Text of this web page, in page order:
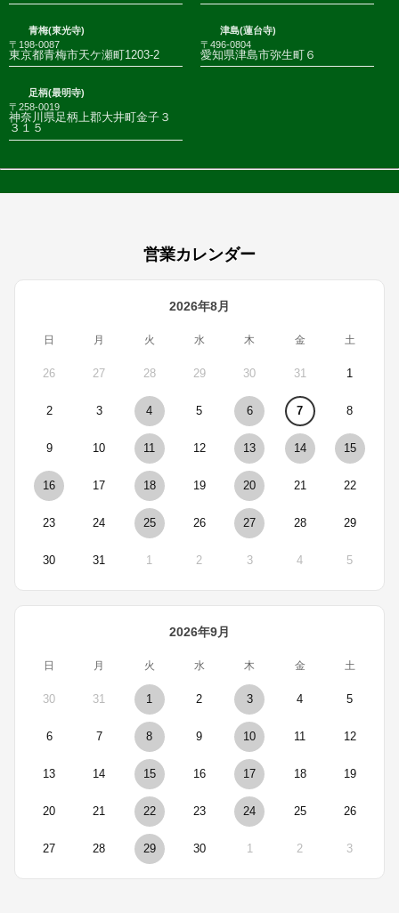
青梅(東光寺)
〒198-0087
東京都青梅市天ケ瀬町1203-2
津島(蓮台寺)
〒496-0804
愛知県津島市弥生町６
足柄(最明寺)
〒258-0019
神奈川県足柄上郡大井町金子３
３１５
営業カレンダー
2026年8月
日 月 火 水 木 金 土
26 27 28 29 30 31 1
2 3 4 5 6 7 8
9 10 11 12 13 14 15
16 17 18 19 20 21 22
23 24 25 26 27 28 29
30 31 1 2 3 4 5
2026年9月
日 月 火 水 木 金 土
30 31 1 2 3 4 5
6 7 8 9 10 11 12
13 14 15 16 17 18 19
20 21 22 23 24 25 26
27 28 29 30 1 2 3